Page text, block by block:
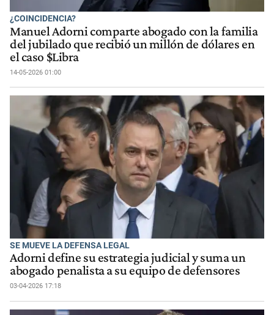
¿COINCIDENCIA?
Manuel Adorni comparte abogado con la familia
del jubilado que recibió un millón de dólares en
el caso $Libra
14-05-2026 01:00
SE MUEVE LA DEFENSA LEGAL
Adorni define su estrategia judicial y suma un
abogado penalista a su equipo de defensores
03-04-2026 17:18